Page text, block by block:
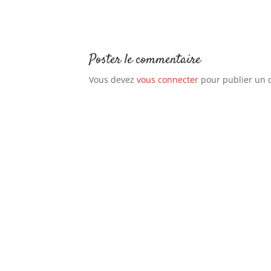
Poster le commentaire
Vous devez vous connecter pour publier un